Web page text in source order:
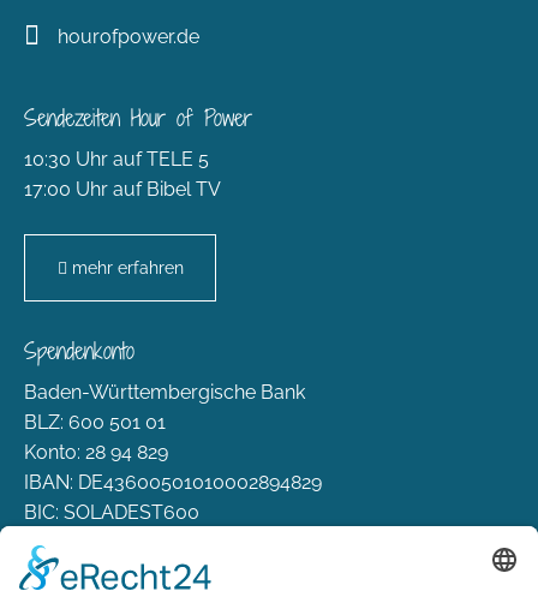
hourofpower.de
Sendezeiten Hour of Power
10:30 Uhr auf TELE 5
17:00 Uhr auf Bibel TV
mehr erfahren
Spendenkonto
Baden-Württembergische Bank
BLZ: 600 501 01
Konto: 28 94 829
IBAN: DE43600501010002894829
BIC: SOLADEST600
Rechtliches